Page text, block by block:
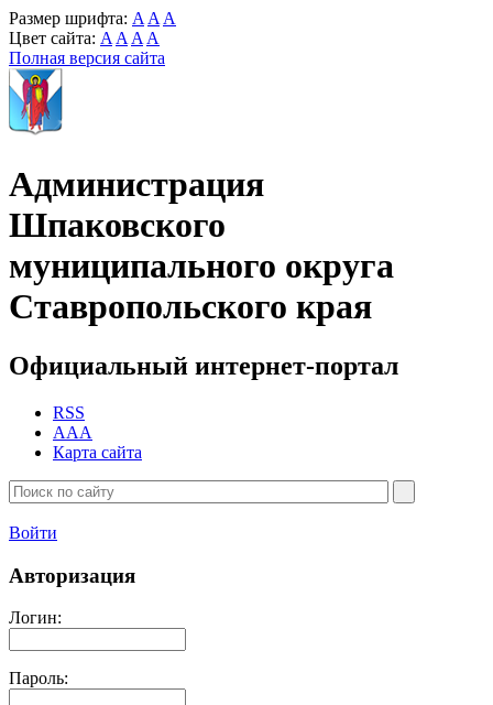
Размер шрифта: A A A
Цвет сайта: A A A A
Полная версия сайта
Администрация
Шпаковского
муниципального округа
Ставропольского края
Официальный интернет-портал
RSS
AAA
Карта сайта
Войти
Авторизация
Логин:
Пароль: